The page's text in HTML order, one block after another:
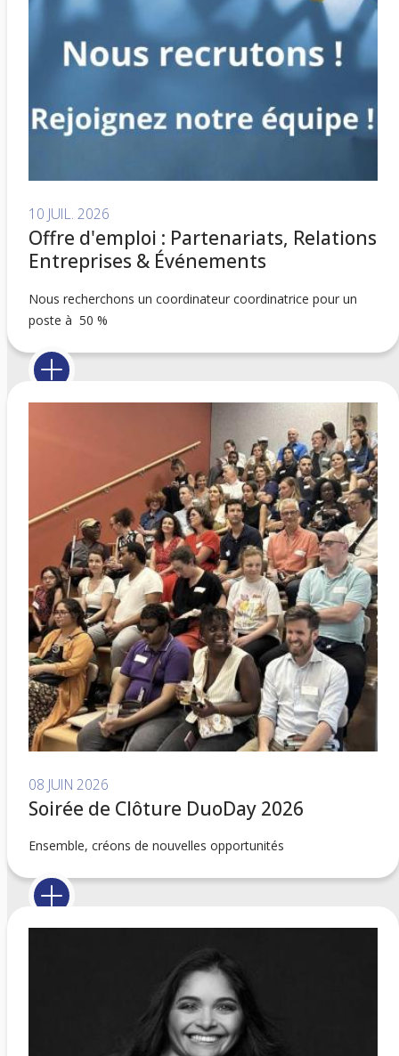
10 JUIL. 2026
Offre d'emploi : Partenariats, Relations
Entreprises & Événements
Nous recherchons un coordinateur coordinatrice pour un
poste à 50 %
08 JUIN 2026
Soirée de Clôture DuoDay 2026
Ensemble, créons de nouvelles opportunités